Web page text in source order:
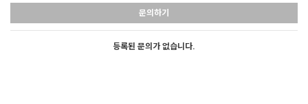
문의하기
등록된 문의가 없습니다.